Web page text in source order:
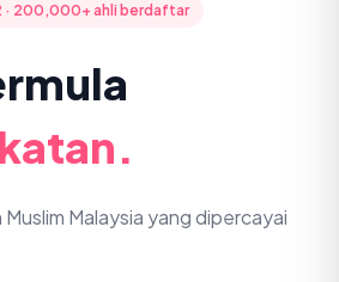
· 200,000+ ahli berdaftar
Malaysia yang dipercayai